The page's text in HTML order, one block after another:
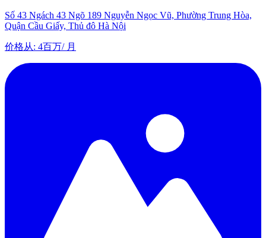
Số 43 Ngách 43 Ngõ 189 Nguyễn Ngọc Vũ, Phường Trung Hòa,
Quận Cầu Giấy, Thủ đô Hà Nội
价格从: 4百万/月